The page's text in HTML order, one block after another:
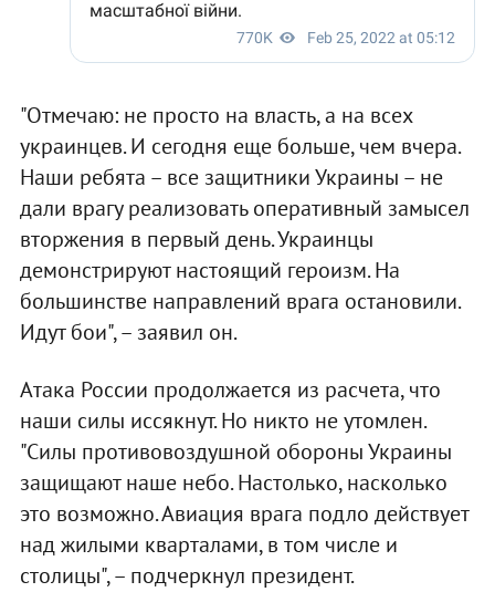
"Отмечаю: не просто на власть, а на всех
украинцев. И сегодня еще больше, чем вчера.
Наши ребята – все защитники Украины – не
дали врагу реализовать оперативный замысел
вторжения в первый день. Украинцы
демонстрируют настоящий героизм. На
большинстве направлений врага остановили.
Идут бои", – заявил он.
Атака России продолжается из расчета, что
наши силы иссякнут. Но никто не утомлен.
"Силы противовоздушной обороны Украины
защищают наше небо. Настолько, насколько
это возможно. Авиация врага подло действует
над жилыми кварталами, в том числе и
столицы", – подчеркнул президент.